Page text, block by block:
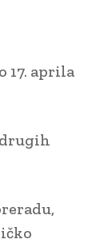
17. aprila
drugih